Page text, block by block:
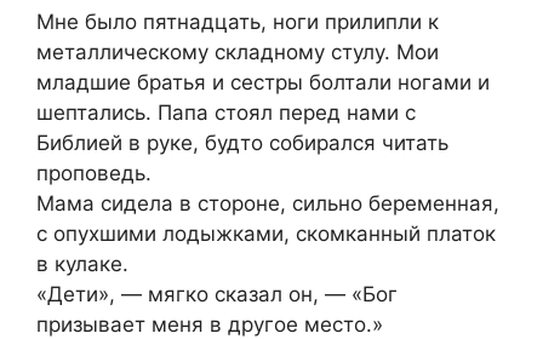
Мне было пятнадцать, ноги прилипли к
металлическому складному стулу. Мои
младшие братья и сестры болтали ногами и
шептались. Папа стоял перед нами с
Библией в руке, будто собирался читать
проповедь.
Мама сидела в стороне, сильно беременная,
с опухшими лодыжками, скомканный платок
в кулаке.
«Дети», — мягко сказал он, — «Бог
призывает меня в другое место.»